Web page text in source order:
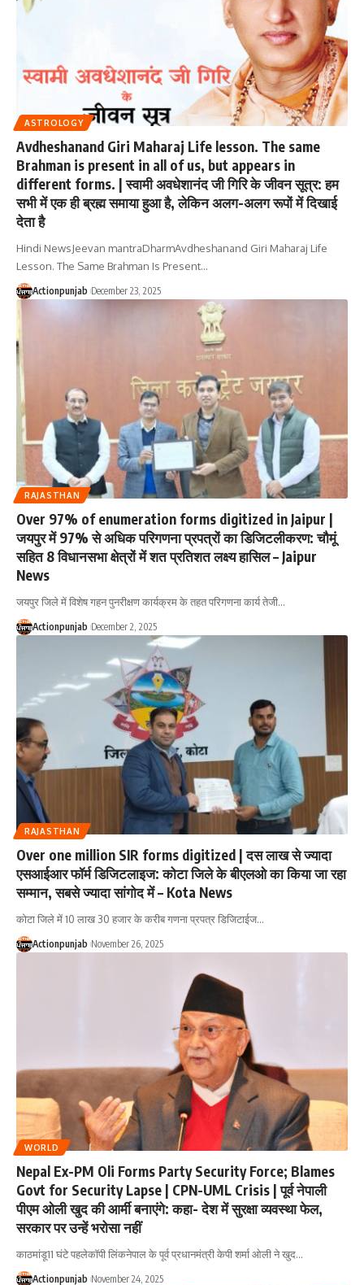
ASTROLOGY
Avdheshanand Giri Maharaj Life lesson. The same
Brahman is present in all of us, but appears in
different forms. | स्वामी अवधेशानंद जी गिरि के जीवन सूत्र: हम
सभी में एक ही ब्रह्म समाया हुआ है, लेकिन अलग-अलग रूपों में दिखाई
देता है
Hindi NewsJeevan mantraDharmAvdheshanand Giri Maharaj Life
Lesson. The Same Brahman Is Present…
Actionpunjab December 23, 2025
RAJASTHAN
Over 97% of enumeration forms digitized in Jaipur |
जयपुर में 97% से अधिक परिगणना प्रपत्रों का डिजिटलीकरण: चौमूं
सहित 8 विधानसभा क्षेत्रों में शत प्रतिशत लक्ष्य हासिल – Jaipur
News
जयपुर जिले में विशेष गहन पुनरीक्षण कार्यक्रम के तहत परिगणना कार्य तेजी…
Actionpunjab December 2, 2025
RAJASTHAN
Over one million SIR forms digitized | दस लाख से ज्यादा
एसआईआर फॉर्म डिजिटलाइज: कोटा जिले के बीएलओ का किया जा रहा
सम्मान, सबसे ज्यादा सांगोद में – Kota News
कोटा जिले में 10 लाख 30 हजार के करीब गणना प्रपत्र डिजिटाईज…
Actionpunjab November 26, 2025
WORLD
Nepal Ex-PM Oli Forms Party Security Force; Blames
Govt for Security Lapse | CPN-UML Crisis | पूर्व नेपाली
पीएम ओली खुद की आर्मी बनाएंगे: कहा- देश में सुरक्षा व्यवस्था फेल,
सरकार पर उन्हें भरोसा नहीं
काठमांडू11 घंटे पहलेकॉपी लिंकनेपाल के पूर्व प्रधानमंत्री केपी शर्मा ओली ने खुद…
Actionpunjab November 24, 2025